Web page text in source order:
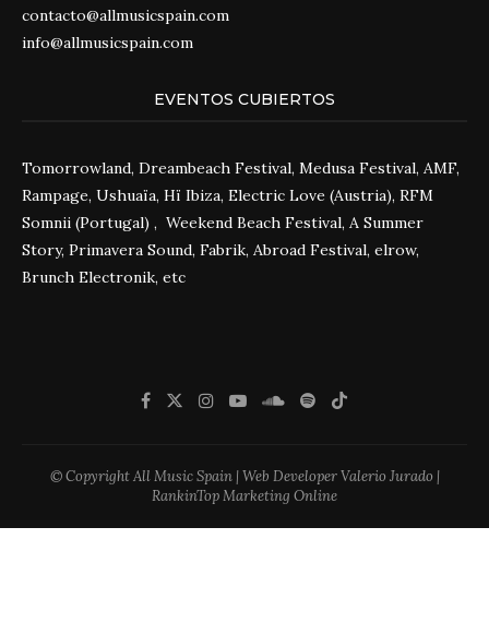
contacto@allmusicspain.com
info@allmusicspain.com
EVENTOS CUBIERTOS
Tomorrowland, Dreambeach Festival, Medusa Festival, AMF,
Rampage, Ushuaïa, Hï Ibiza, Electric Love (Austria), RFM
Somnii (Portugal) , Weekend Beach Festival, A Summer
Story, Primavera Sound, Fabrik, Abroad Festival, elrow,
Brunch Electronik, etc
© Copyright All Music Spain | Web Developer Valerio Jurado |
RankinTop Marketing Online